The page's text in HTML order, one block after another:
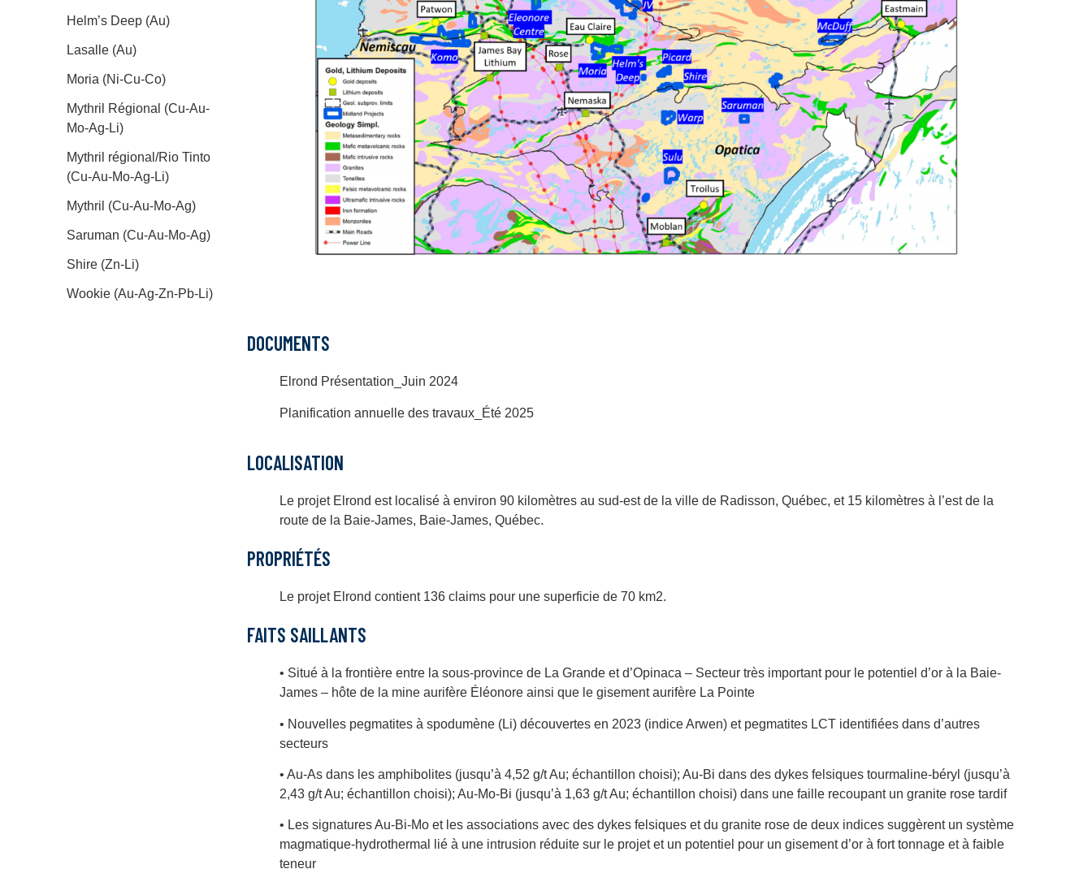
Helm’s Deep (Au)
Lasalle (Au)
Moria (Ni-Cu-Co)
Mythril Régional (Cu-Au-
Mo-Ag-Li)
Mythril régional/Rio Tinto
(Cu-Au-Mo-Ag-Li)
Mythril (Cu-Au-Mo-Ag)
Saruman (Cu-Au-Mo-Ag)
Shire (Zn-Li)
Wookie (Au-Ag-Zn-Pb-Li)
DOCUMENTS
Elrond Présentation_Juin 2024
Planification annuelle des travaux_Été 2025
LOCALISATION
Le projet Elrond est localisé à environ 90 kilomètres au sud-est de la ville de Radisson, Québec, et 15 kilomètres à l’est de la
route de la Baie-James, Baie-James, Québec.
PROPRIÉTÉS
Le projet Elrond contient 136 claims pour une superficie de 70 km2.
FAITS SAILLANTS
• Situé à la frontière entre la sous-province de La Grande et d’Opinaca – Secteur très important pour le potentiel d’or à la Baie-
James – hôte de la mine aurifère Éléonore ainsi que le gisement aurifère La Pointe
• Nouvelles pegmatites à spodumène (Li) découvertes en 2023 (indice Arwen) et pegmatites LCT identifiées dans d’autres
secteurs
• Au-As dans les amphibolites (jusqu’à 4,52 g/t Au; échantillon choisi); Au-Bi dans des dykes felsiques tourmaline-béryl (jusqu’à
2,43 g/t Au; échantillon choisi); Au-Mo-Bi (jusqu’à 1,63 g/t Au; échantillon choisi) dans une faille recoupant un granite rose tardif
• Les signatures Au-Bi-Mo et les associations avec des dykes felsiques et du granite rose de deux indices suggèrent un système
magmatique-hydrothermal lié à une intrusion réduite sur le projet et un potentiel pour un gisement d’or à fort tonnage et à faible
teneur